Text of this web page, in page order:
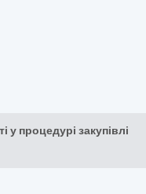
у процедурі закупівлі